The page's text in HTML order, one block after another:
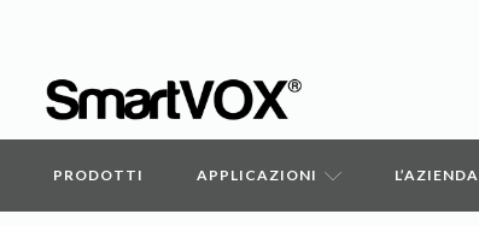
PRODOTTI APPLICAZIONI L’AZIENDA